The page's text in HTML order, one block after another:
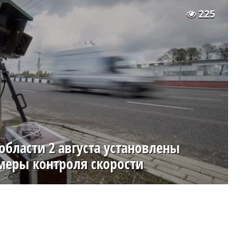
2 августа установлены
контроля скорости
225